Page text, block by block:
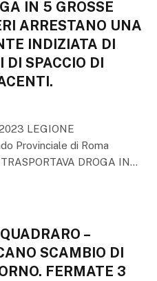
IN 5 GROSSE
ARRESTANO UNA
INDIZIATA DI
SPACCIO DI
LEGIONE
Provinciale di Roma
DROGA IN…
–
SCAMBIO DI
FERMATE 3